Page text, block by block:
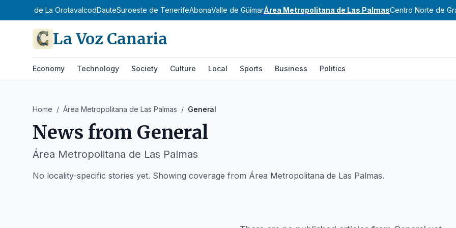
Valle de La OrotavaIcodDauteSuroeste de TenerifeAbonaValle de GüímarÁrea Metropolitana de Las PalmasCentro Norte de
La Voz Canaria
Economy Technology Society Culture Local Sports Business Politics
Home / Área Metropolitana de Las Palmas / General
News from General
Área Metropolitana de Las Palmas
No locality-specific stories yet. Showing coverage from Área Metropolitana de Las Palmas.